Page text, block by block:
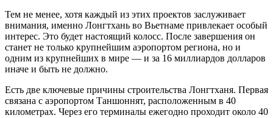
Тем не менее, хотя каждый из этих проектов заслуживает
внимания, именно Лонгтхань во Вьетнаме привлекает особый
интерес. Это будет настоящий колосс. После завершения он
станет не только крупнейшим аэропортом региона, но и
одним из крупнейших в мире — и за 16 миллиардов долларов
иначе и быть не должно.
Есть две ключевые причины строительства Лонгтханя. Первая
связана с аэропортом Таншоннят, расположенным в 40
километрах. Через его терминалы ежегодно проходит около 40